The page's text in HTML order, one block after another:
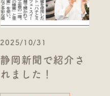
2025/10/31
静岡新聞で紹介さ
れました！